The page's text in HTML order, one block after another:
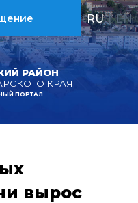
РАЙОН
КРАЯ
ПОРТАЛ
RU | EN
вырос